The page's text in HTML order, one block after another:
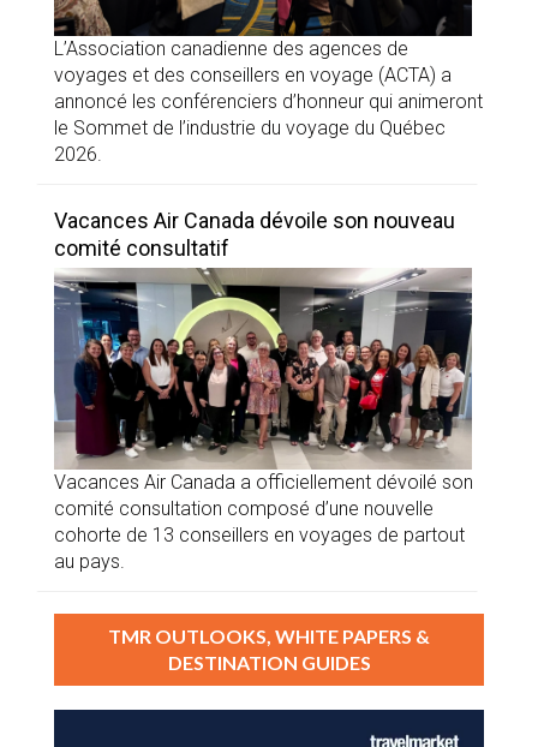
L’Association canadienne des agences de
voyages et des conseillers en voyage (ACTA) a
annoncé les conférenciers d’honneur qui animeront
le Sommet de l’industrie du voyage du Québec
2026.
Vacances Air Canada dévoile son nouveau
comité consultatif
Vacances Air Canada a officiellement dévoilé son
comité consultation composé d’une nouvelle
cohorte de 13 conseillers en voyages de partout
au pays.
TMR OUTLOOKS, WHITE PAPERS &
DESTINATION GUIDES